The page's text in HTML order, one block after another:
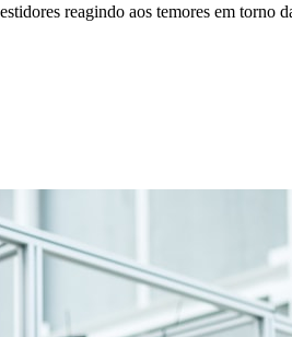
reagindo aos temores em torno